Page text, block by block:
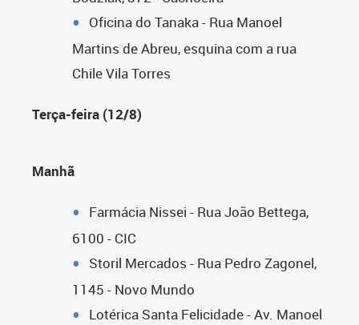
Oficina do Tanaka - Rua Manoel
Martins de Abreu, esquina com a rua
Chile Vila Torres
Terça-feira (12/8)
Manhã
Farmácia Nissei - Rua João Bettega,
6100 - CIC
Storil Mercados - Rua Pedro Zagonel,
1145 - Novo Mundo
Lotérica Santa Felicidade - Av. Manoel